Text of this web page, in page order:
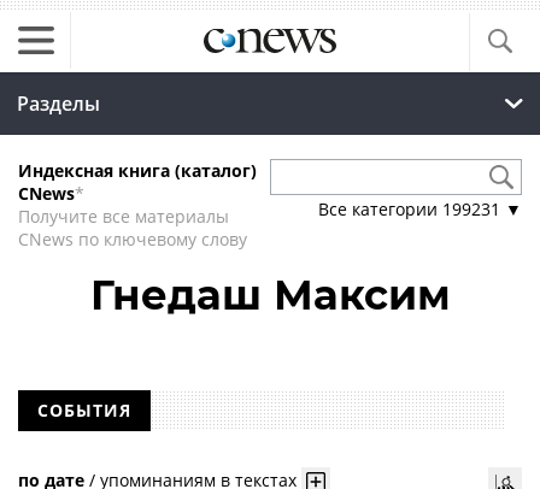
Разделы
Индексная книга (каталог)
CNews*
Получите все материалы
CNews по ключевому слову
Все категории 199231 ▼
Гнедаш Максим
СОБЫТИЯ
по дате / упоминаниям в текстах